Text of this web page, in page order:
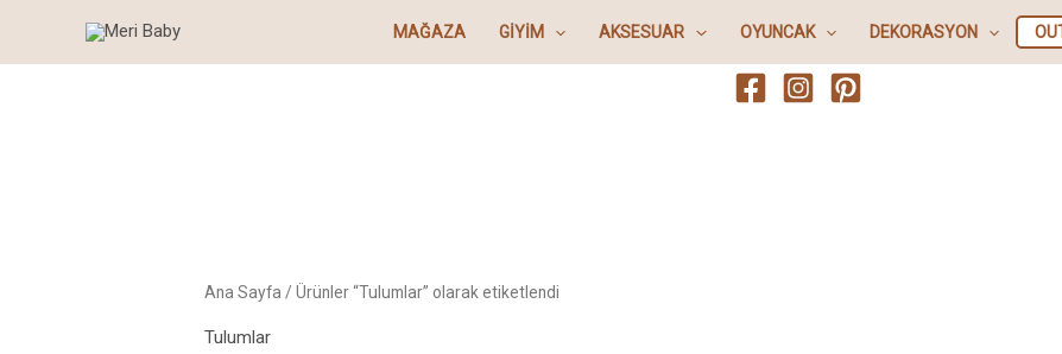
MAĞAZA GIYIM AKSESUAR OYUNCAK DEKORASYON
Ana Sayfa / Ürünler “Tulumlar” olarak etiketlendi
Tulumlar
yeniye
göre
sıralandı